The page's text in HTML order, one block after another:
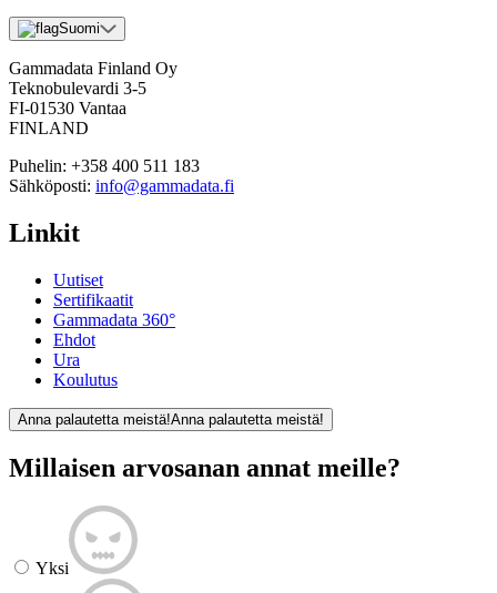
Suomi
Gammadata Finland Oy
Teknobulevardi 3-5
FI-01530 Vantaa
FINLAND
Puhelin: +358 400 511 183
Sähköposti: info@gammadata.fi
Linkit
Uutiset
Sertifikaatit
Gammadata 360°
Ehdot
Ura
Koulutus
Anna palautetta meistä!Anna palautetta meistä!
Millaisen arvosanan annat meille?
Yksi